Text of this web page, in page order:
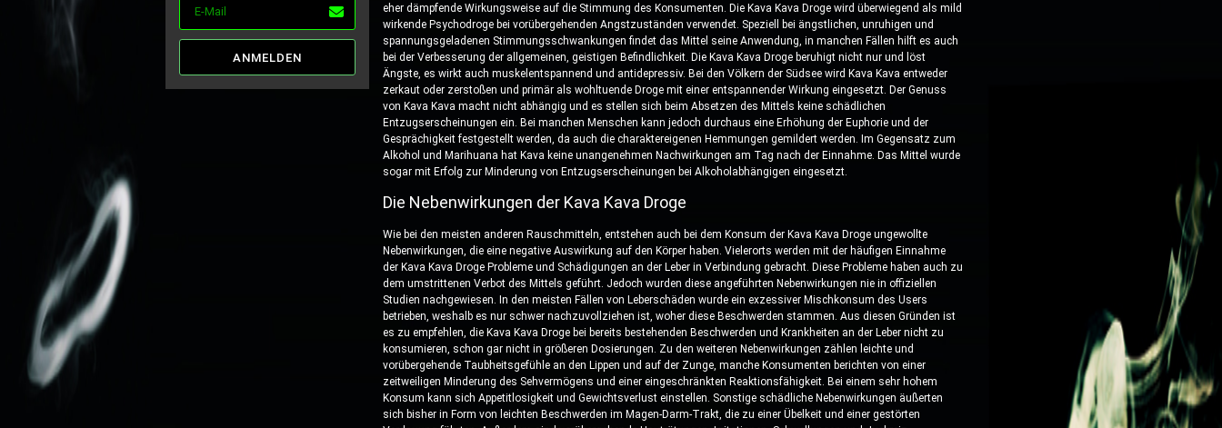
ANMELDEN
eher dämpfende Wirkungsweise auf die Stimmung des Konsumenten. Die Kava Kava Droge wird überwiegend als mild
wirkende Psychodroge bei vorübergehenden Angstzuständen verwendet. Speziell bei ängstlichen, unruhigen und
spannungsgeladenen Stimmungsschwankungen findet das Mittel seine Anwendung, in manchen Fällen hilft es auch
bei der Verbesserung der allgemeinen, geistigen Befindlichkeit. Die Kava Kava Droge beruhigt nicht nur und löst
Ängste, es wirkt auch muskelentspannend und antidepressiv. Bei den Völkern der Südsee wird Kava Kava entweder
zerkaut oder zerstoßen und primär als wohltuende Droge mit einer entspannender Wirkung eingesetzt. Der Genuss
von Kava Kava macht nicht abhängig und es stellen sich beim Absetzen des Mittels keine schädlichen
Entzugserscheinungen ein. Bei manchen Menschen kann jedoch durchaus eine Erhöhung der Euphorie und der
Gesprächigkeit festgestellt werden, da auch die charaktereigenen Hemmungen gemildert werden. Im Gegensatz zum
Alkohol und Marihuana hat Kava keine unangenehmen Nachwirkungen am Tag nach der Einnahme. Das Mittel wurde
sogar mit Erfolg zur Minderung von Entzugserscheinungen bei Alkoholabhängigen eingesetzt.
Die Nebenwirkungen der Kava Kava Droge
Wie bei den meisten anderen Rauschmitteln, entstehen auch bei dem Konsum der Kava Kava Droge ungewollte
Nebenwirkungen, die eine negative Auswirkung auf den Körper haben. Vielerorts werden mit der häufigen Einnahme
der Kava Kava Droge Probleme und Schädigungen an der Leber in Verbindung gebracht. Diese Probleme haben auch zu
dem umstrittenen Verbot des Mittels geführt. Jedoch wurden diese angeführten Nebenwirkungen nie in offiziellen
Studien nachgewiesen. In den meisten Fällen von Leberschäden wurde ein exzessiver Mischkonsum des Users
betrieben, weshalb es nur schwer nachzuvollziehen ist, woher diese Beschwerden stammen. Aus diesen Gründen ist
es zu empfehlen, die Kava Kava Droge bei bereits bestehenden Beschwerden und Krankheiten an der Leber nicht zu
konsumieren, schon gar nicht in größeren Dosierungen. Zu den weiteren Nebenwirkungen zählen leichte und
vorübergehende Taubheitsgefühle an den Lippen und auf der Zunge, manche Konsumenten berichten von einer
zeitweiligen Minderung des Sehvermögens und einer eingeschränkten Reaktionsfähigkeit. Bei einem sehr hohem
Konsum kann sich Appetitlosigkeit und Gewichtsverlust einstellen. Sonstige schädliche Nebenwirkungen äußerten
sich bisher in Form von leichten Beschwerden im Magen-Darm-Trakt, die zu einer Übelkeit und einer gestörten